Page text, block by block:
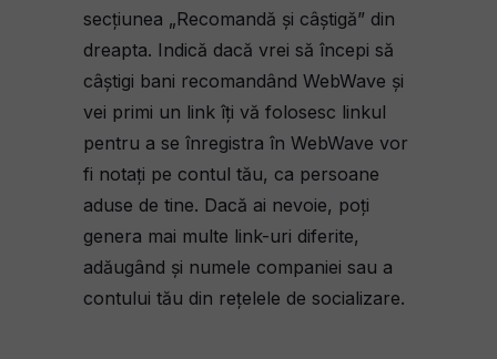
secțiunea „Recomandă și câștigă” din
dreapta. Indică dacă vrei să începi să
câștigi bani recomandând WebWave și
vei primi un link îți vă folosesc linkul
pentru a se înregistra în WebWave vor
fi notați pe contul tău, ca persoane
aduse de tine. Dacă ai nevoie, poți
genera mai multe link-uri diferite,
adăugând și numele companiei sau a
contului tău din rețelele de socializare.